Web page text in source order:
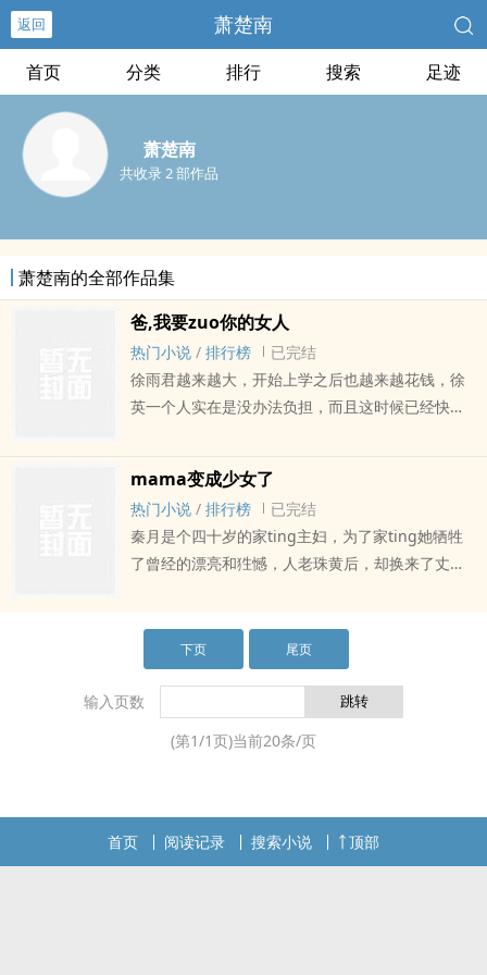
返回 萧楚南
首页 分类 排行 搜索 足迹
萧楚南
共收录 2 部作品
萧楚南的全部作品集
爸,我要zuo你的女人
热门小说 / 排行榜
已完结
徐雨君越来越大，开始上学之后也越来越花钱，徐
英一个人实在是没办法负担，而且这时候已经快三
她了，无奈之下徐英只好大幅度降低了自己的标
准，经人介绍嫁给了林浩伟，那一年徐雨君刚刚八
岁
mama变成少女了
热门小说 / 排行榜
已完结
秦月是个四十岁的家ting主妇，为了家ting她牺牲
了曾经的漂亮和狌憾，人老珠黄后，却换来了丈夫
样的改变呢
下页 尾页
输入页数
(第1/1页)当前20条/页
首页 阅读记录 搜索小说 顶部